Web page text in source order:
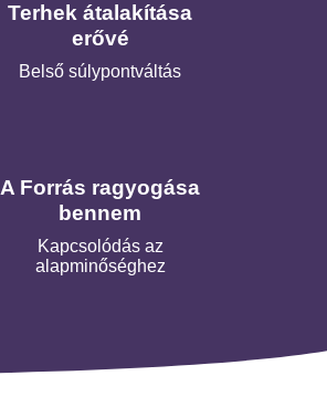
Terhek átalakítása
erővé
Belső súlypontváltás
A Forrás ragyogása
bennem
Kapcsolódás az
alapminőséghez